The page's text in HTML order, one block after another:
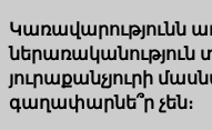
Կառավարությունն
ներառականություն
յուրաքանչյուրի
գաղափարնե՞ր չեն։